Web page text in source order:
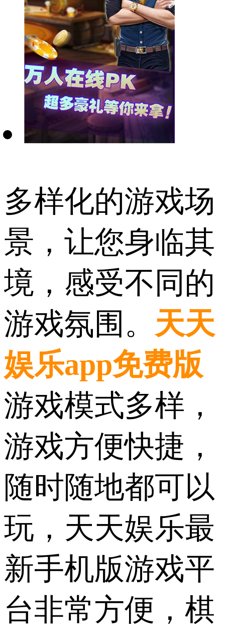
多样化的游戏场
景，让您身临其
境，感受不同的
游戏氛围。 天天
娱乐app免费版
游戏模式多样，
游戏方便快捷，
随时随地都可以
玩，天天娱乐最
新手机版游戏平
台非常方便，棋